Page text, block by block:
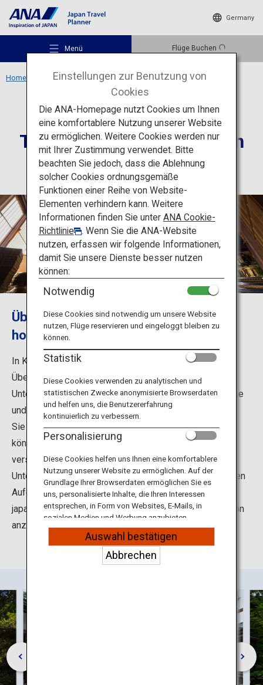
Germany
Menü Flüge Buchen
Empfohlene Orte
Reiseideen
Reiseziele
Reiseinformationen
Home Region Kansai Tempelzimmer in Koyasan
Erlebnisse Wakayama
Tempelzimmer in Koyasan
Übernachtungen auf heiligem Boden
hoch über Koyasan
In Koyasan gibt es heute 117 Tempel, von denen 52
Übernachtungen anbieten. Ursprünglich dienten diese
Unterkünfte als Übernachtungsmöglichkeiten für Mönche
und Gläubige, die den Tempel besuchten. Heute stehen
Sie auch Touristen offen. Während Ihres Aufenthalts
können Sie an Meditationsübungen, Liturgien und
verschiedenen Veranstaltungen teilnehmen, die diese
Unterkünfte anbieten. Genießen Sie einen entspannenden
Aufenthalt in diesen ruhigen Tempeln – viele davon mit
japanischen Gärten, die zu jeder Jahreszeit wunderschön
anzusehen sind.
Einstellungen zur Benutzung von
Cookies
Die ANA-Homepage nutzt Cookies um Ihnen
eine komfortablere Nutzung unserer Website
zu ermöglichen. Weitere Cookies werden nur
mit Ihrer Zustimmung verwendet. Bitte
beachten Sie jedoch, dass die Ablehnung
solcher Cookies ordnungsgemäße
Funktionen einer Reihe von Website-
Elementen verhindern kann. Weitere
Informationen finden Sie unter ANA Cookie-
Richtlinie
. Wenn Sie die ANA-Website
nutzen, erfassen wir folgende Informationen,
damit Sie unsere Dienste besser nutzen
können:
Notwendig
Diese Cookies sind notwendig um unsere Website
nutzen, Flüge reservieren und eingeloggt bleiben zu
können.
Statistik
Diese Cookies verwenden zu analytischen und
statistischen Zwecke anonymisierte Browserdaten
und helfen uns, die Benutzererfahrung
kontinuierlich zu verbessern.
Personalisierung
Diese Cookies helfen uns Ihnen eine komfortablere
Nutzung unserer Website zu ermöglichen. Auf der
Grundlage Ihrer Browserdaten ermöglichen Sie es
uns, personalisierte Inhalte, die Ihren Interessen
entsprechen, in Form von Websites, E-Mails, in
sozialen Medien und Werbung anzubieten.
Auswahl bestätigen
Abbrechen